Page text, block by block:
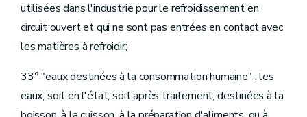
Art.D.337
Sous-section 4 Assistance technique et personnel
Art.
Art.D.339
Art.D.340
Sous-section 6
Dissolution de la [S.P.G.E.]
[Décret 13.12.2023 - entrée en vigueur 01.01.2024]
utilisées dans l'industrie pour le refroidissement en
circuit ouvert et qui ne sont pas entrées en contact avec
les matières à refroidir;
33° "eaux destinées à la consommation humaine" : les
eaux, soit en l'état, soit après traitement, destinées à la